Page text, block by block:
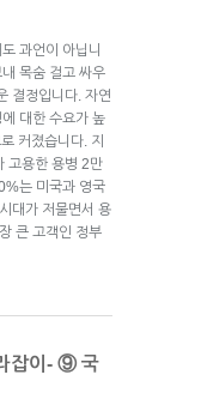
과언이 아닙니
목숨 걸고 싸우
결정입니다. 자연
대한 수요가 높
커졌습니다. 지
고용한 용병 2만
는 미국과 영국
대가 저물면서 용
큰 고객인 정부
잡이- ⑨ 국